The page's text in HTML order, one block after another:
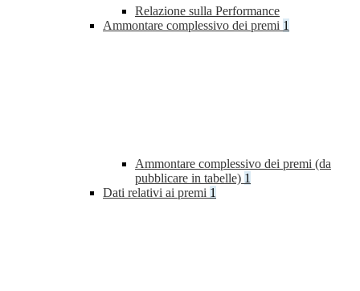
Relazione sulla Performance
Ammontare complessivo dei premi 1
Ammontare complessivo dei premi (da
pubblicare in tabelle) 1
Dati relativi ai premi 1